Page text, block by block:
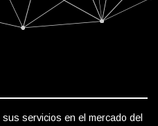
servicios en el mercado del